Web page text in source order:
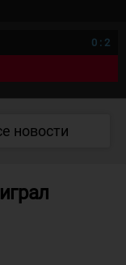
0 : 2
новости